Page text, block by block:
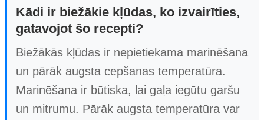
Kādi ir biežākie kļūdas, ko izvairīties,
gatavojot šo recepti?
Biežākās kļūdas ir nepietiekama marinēšana
un pārāk augsta cepšanas temperatūra.
Marinēšana ir būtiska, lai gaļa iegūtu garšu
un mitrumu. Pārāk augsta temperatūra var